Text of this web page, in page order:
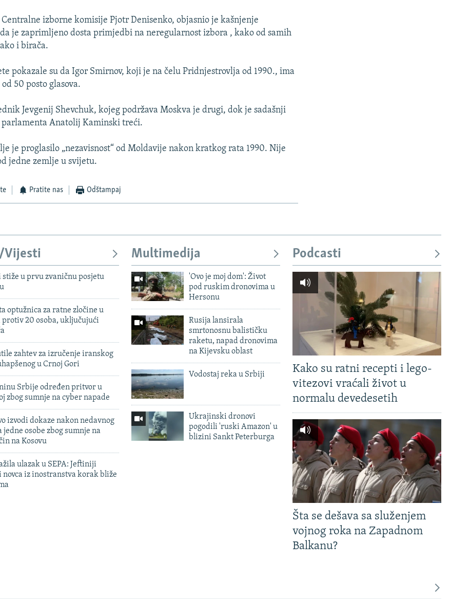
izborne komisije Pjotr Denisenko, objasnio je kašnjenje
je zaprimljeno dosta primjedbi na neregularnost izbora , kako od samih
i birača.
pokazale su da Igor Smirnov, koji je na čelu Pridnjestrovlja od 1990., ima
50 posto glasova.
Jevgenij Shevchuk, kojeg podržava Moskva je drugi, dok je sadašnji
Anatolij Kaminski treći.
je proglasilo „nezavisnost“ od Moldavije nakon kratkog rata 1990. Nije
jedne zemlje u svijetu.
Pratite nas Odštampaj
Vijesti
stiže u prvu zvaničnu posjetu
optužnica za ratne zločine u
20 osoba, uključujući
zahtev za izručenje iranskog
u Crnoj Gori
Srbije određen pritvor u
zbog sumnje na cyber napade
izvodi dokaze nakon nedavnog
jedne osobe zbog sumnje na
na Kosovu
ulazak u SEPA: Jeftiniji
iz inostranstva korak bliže
Multimedija
'Ovo je moj dom': Život
pod ruskim dronovima u
Hersonu
Rusija lansirala
smrtonosnu balističku
raketu, napad dronovima
na Kijevsku oblast
Vodostaj reka u Srbiji
Ukrajinski dronovi
pogodili 'ruski Amazon' u
blizini Sankt Peterburga
Podcasti
Kako su ratni recepti i lego-
vitezovi vraćali život u
normalu devedesetih
Šta se dešava sa služenjem
vojnog roka na Zapadnom
Balkanu?